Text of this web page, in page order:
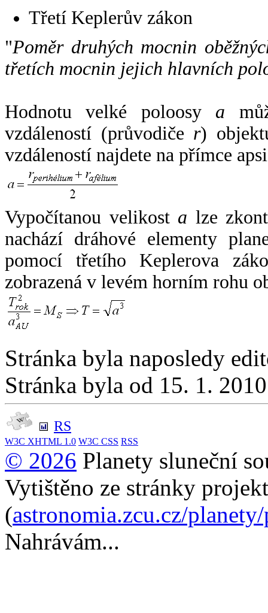
Třetí Keplerův zákon
"Poměr druhých mocnin
třetích mocnin jejich hlavních
Hodnotu velké poloosy a
vzdáleností (průvodiče r)
vzdáleností najdete na přímce
Vypočítanou velikost a lze
nachází dráhové elementy
pomocí třetího Keplerova
zobrazená v levém horním rohu
Stránka byla naposledy
Stránka byla od 15. 1.
RS
W3C XHTML 1.0 W3C CSS RSS
© 2026 Planety sluneční
Vytištěno ze stránky
(astronomia.zcu.cz/
Nahrávám...